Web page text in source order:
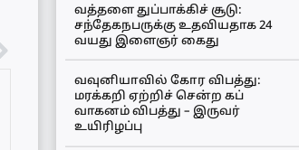
வத்தளை துப்பாக்கிச் சூடு:
சந்தேகநபருக்கு உதவியதாக 24
வயது இளைஞர் கைது
வவுனியாவில் கோர விபத்து:
மரக்கறி ஏற்றிச் சென்ற கப்
வாகனம் விபத்து – இருவர்
உயிரிழப்பு